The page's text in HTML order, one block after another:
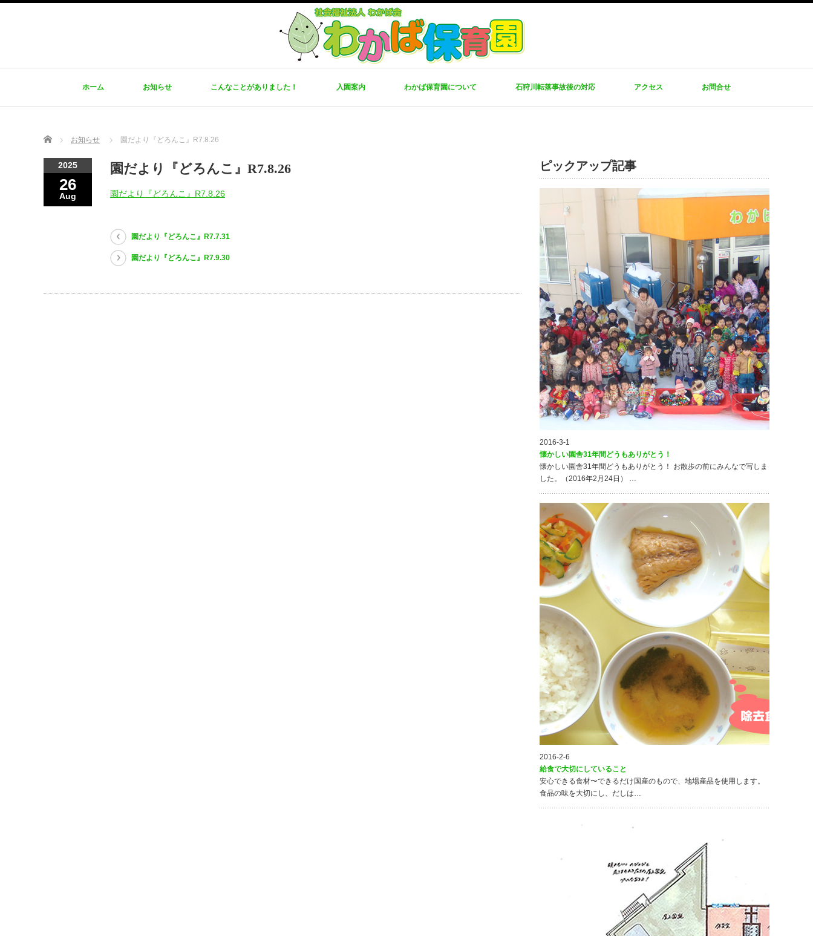
ホーム お知らせ こんなことがありました！ 入園案内 わかば保育園について 石狩川転落事故後の対応 アクセス お問合せ
Home お知らせ 園だより『どろんこ』R7.8.26
2025
26
Aug
園だより『どろんこ』R7.8.26
園だより『どろんこ』R7.8.26
園だより『どろんこ』R7.7.31
園だより『どろんこ』R7.9.30
ピックアップ記事
2016-3-1
懐かしい園舎31年間どうもありがとう！
懐かしい園舎31年間どうもありがとう！ お散歩の前にみんなで写しま
した。（2016年2月24日） …
2016-2-6
給食で大切にしていること
安心できる食材〜できるだけ国産のもので、地場産品を使用します。
食品の味を大切にし、だしは…